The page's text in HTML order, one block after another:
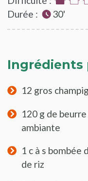
sur
3
Durée : 30'
Ingrédients
12 gros
120 g de
ambiante
1 c à s bombée
de riz